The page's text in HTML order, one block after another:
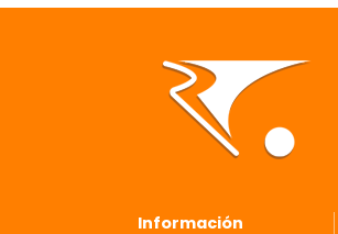
Información